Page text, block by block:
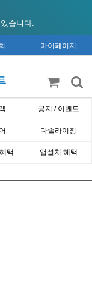
습니다.
마이페이지
공지 / 이벤트
다솔라이징
택 앱설치 혜택